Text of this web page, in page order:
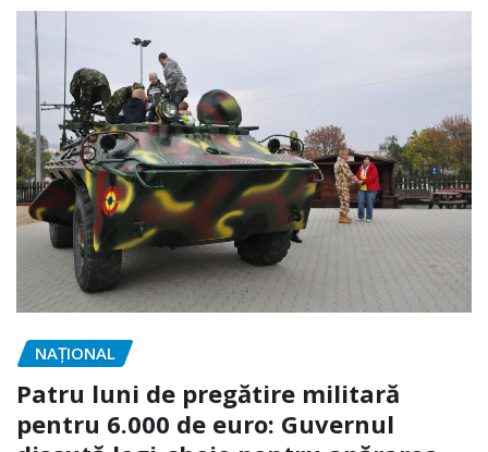
NAŢIONAL
Patru luni de pregătire militară
pentru 6.000 de euro: Guvernul